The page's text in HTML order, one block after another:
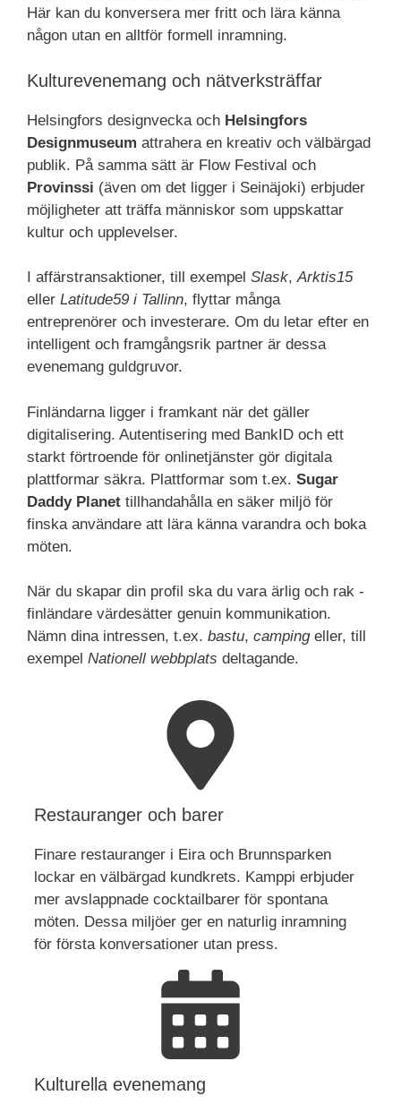
Här kan du konversera mer fritt och lära känna
någon utan en alltför formell inramning.
Kulturevenemang och nätverksträffar
Helsingfors designvecka och Helsingfors
Designmuseum attrahera en kreativ och välbärgad
publik. På samma sätt är Flow Festival och
Provinssi (även om det ligger i Seinäjoki) erbjuder
möjligheter att träffa människor som uppskattar
kultur och upplevelser.
I affärstransaktioner, till exempel Slask,Arktis15
eller Latitude59 i Tallinn, flyttar många
entreprenörer och investerare. Om du letar efter en
intelligent och framgångsrik partner är dessa
evenemang guldgruvor.
Finländarna ligger i framkant när det gäller
digitalisering. Autentisering med BankID och ett
starkt förtroende för onlinetjänster gör digitala
plattformar säkra. Plattformar som t.ex. Sugar
Daddy Planet tillhandahålla en säker miljö för
finska användare att lära känna varandra och boka
möten.
När du skapar din profil ska du vara ärlig och rak -
finländare värdesätter genuin kommunikation.
Nämn dina intressen, t.ex. bastu, campingeller, till
exempel Nationell webbplats deltagande.
Restauranger och barer
Finare restauranger i Eira och Brunnsparken
lockar en välbärgad kundkrets. Kamppi erbjuder
mer avslappnade cocktailbarer för spontana
möten. Dessa miljöer ger en naturlig inramning
för första konversationer utan press.
Kulturella evenemang